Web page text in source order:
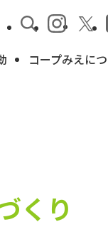
コープみえに
くり